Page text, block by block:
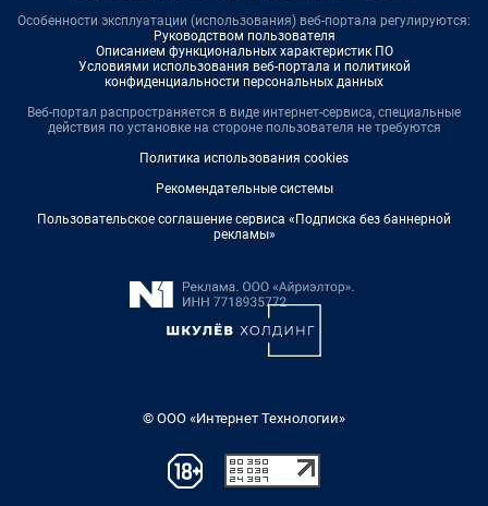
Особенности эксплуатации (использования) веб-портала регулируются:
Руководством пользователя
Описанием функциональных характеристик ПО
Условиями использования веб-портала и политикой
конфиденциальности персональных данных
Веб-портал распространяется в виде интернет-сервиса, специальные
действия по установке на стороне пользователя не требуются
Политика использования cookies
Рекомендательные системы
Пользовательское соглашение сервиса «Подписка без баннерной
рекламы»
© ООО «Интернет Технологии»